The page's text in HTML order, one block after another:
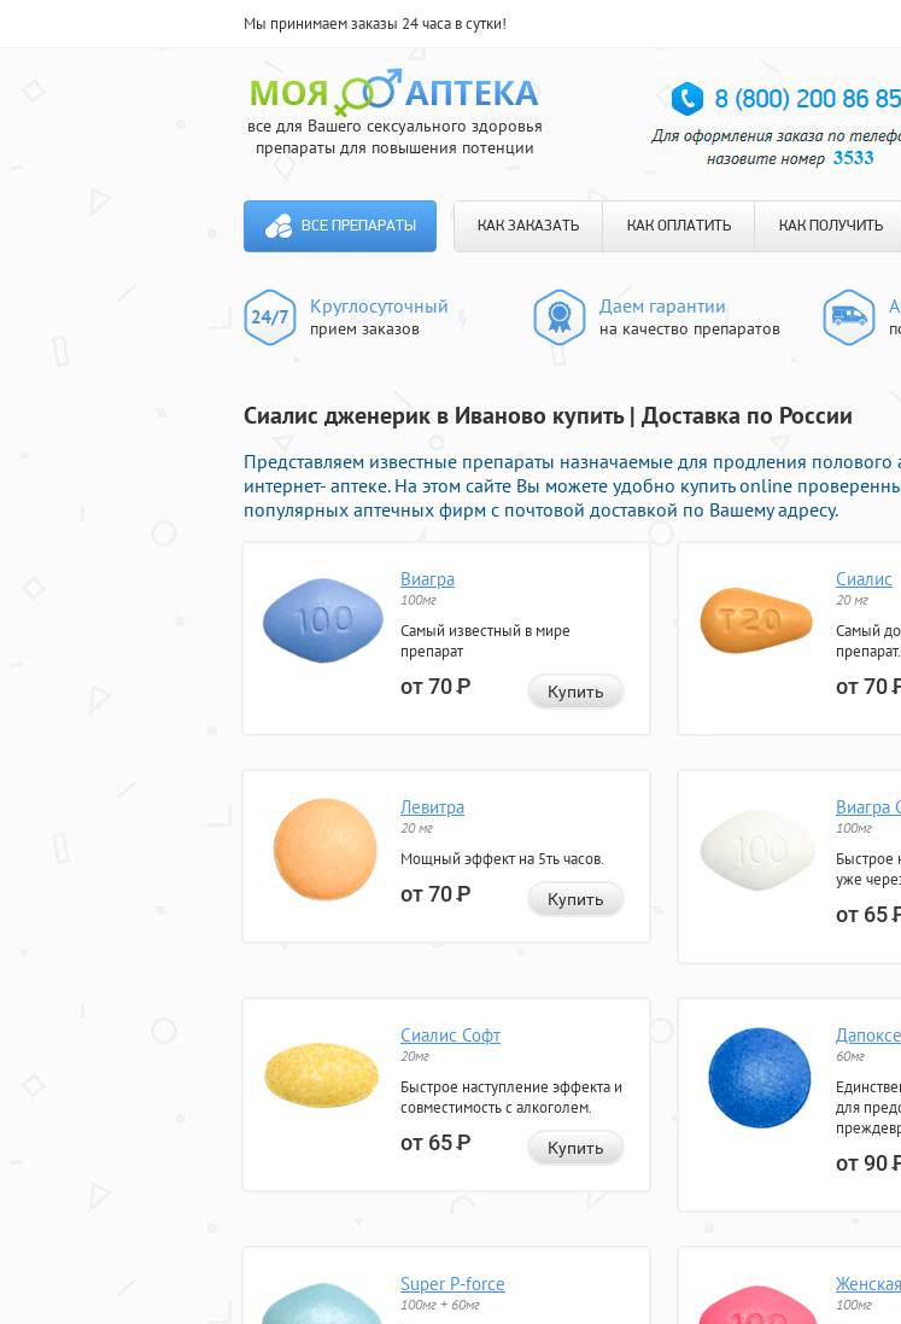
Мы принимаем заказы 24 часа в сутки!
все для Вашего сексуального здоровья
препараты для повышения потенции
ВСЕ ПРЕПАРАТЫ КАК ЗАКАЗАТЬ КАК ОПЛАТИТЬ КАК ПОЛУЧИТЬ
Круглосуточный
прием заказов
Даем гарантии
на качество препаратов
Сиалис дженерик в Иваново купить | Доставка по России
Представляем известные препараты назначаемые для продления полового
интернет- аптеке. На этом сайте Вы можете удобно купить online
популярных аптечных фирм с почтовой доставкой по Вашему адресу.
Виагра
100мг
Самый известный в мире
препарат
от 70Р Купить
Сиалис
20 мг
Самый
от 70
Левитра
20 мг
Мощный эффект на 5ть часов.
от 70Р Купить
Виагра
100мг
Быстрое
уже
от 65
Сиалис Софт
20мг
Быстрое наступление эффекта и
совместимость с алкоголем.
от 65Р Купить
60мг
для
от 90
Super P-force
100мг + 60мг 100мг